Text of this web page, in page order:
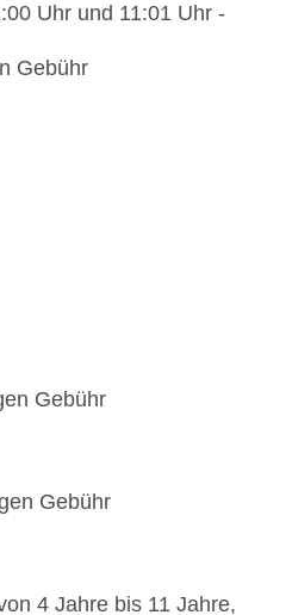
Uhr und 11:01 Uhr -
Gebühr
Gebühr
Gebühr
4 Jahre bis 11 Jahre,